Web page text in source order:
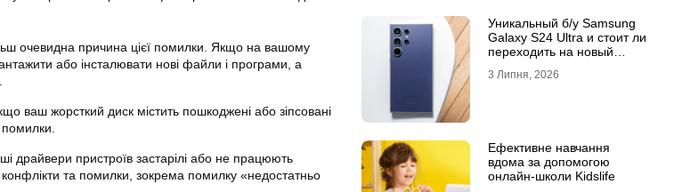
очевидна причина цієї помилки. Якщо на вашому
або інсталювати нові файли і програми, а
ваш жорсткий диск містить пошкоджені або зіпсовані
драйвери пристроїв застарілі або не працюють
та помилки, зокрема помилку «недостатньо
Уникальный б/у Samsung
Galaxy S24 Ultra и стоит ли
переходить на новый
3 Липня, 2026
Ефективне навчання
вдома за допомогою
онлайн-школи Kidslife